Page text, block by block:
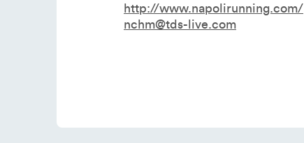
http://www.napolirunning.com/
nchm@tds-live.com